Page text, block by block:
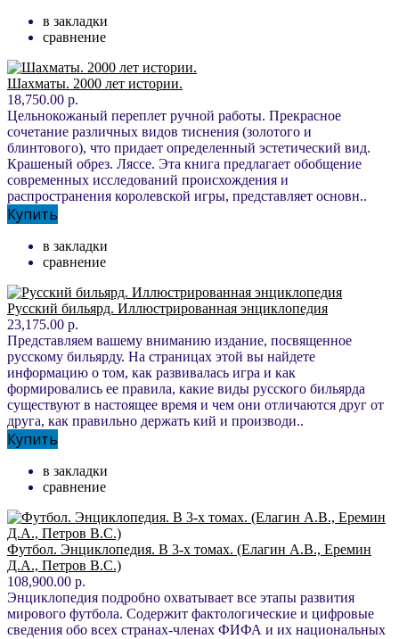
в закладки
сравнение
Шахматы. 2000 лет истории.
18,750.00 р.
Цельнокожаный переплет ручной работы. Прекрасное
сочетание различных видов тиснения (золотого и
блинтового), что придает определенный эстетический вид.
Крашеный обрез. Ляссе. Эта книга предлагает обобщение
современных исследований происхождения и
распространения королевской игры, представляет основн..
Купить
в закладки
сравнение
Русский бильярд. Иллюстрированная энциклопедия
23,175.00 р.
Представляем вашему вниманию издание, посвященное
русскому бильярду. На страницах этой вы найдете
информацию о том, как развивалась игра и как
формировались ее правила, какие виды русского бильярда
существуют в настоящее время и чем они отличаются друг от
друга, как правильно держать кий и производи..
Купить
в закладки
сравнение
Футбол. Энциклопедия. В 3-х томах. (Елагин А.В., Еремин
Д.А., Петров В.С.)
108,900.00 р.
Энциклопедия подробно охватывает все этапы развития
мирового футбола. Содержит фактологические и цифровые
сведения обо всех странах-членах ФИФА и их национальных